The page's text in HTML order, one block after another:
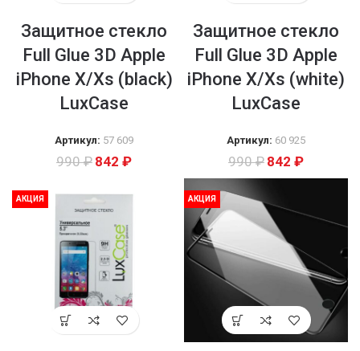
Защитное стекло
Full Glue 3D Apple
iPhone X/Xs (black)
LuxCase
Артикул: 57 609
990₽ 842 ₽
Защитное стекло
Full Glue 3D Apple
iPhone X/Xs (white)
LuxCase
Артикул: 60 925
990₽ 842 ₽
АКЦИЯ АКЦИЯ